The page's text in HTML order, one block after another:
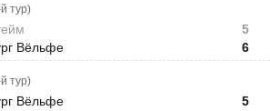
тур)
Вёльфе
5
6
тур)
Вёльфе
5